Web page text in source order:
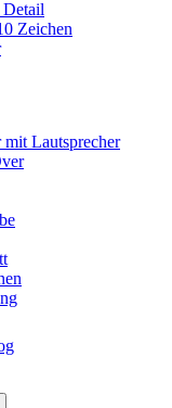
Zeichen
Lautsprecher